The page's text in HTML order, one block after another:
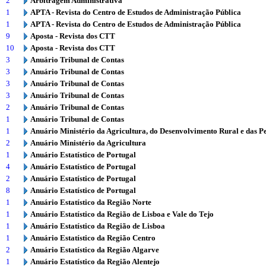
1
APTA - Revista do Centro de Estudos de Administração Pública
1
APTA - Revista do Centro de Estudos de Administração Pública
9
Aposta - Revista dos CTT
10
Aposta - Revista dos CTT
3
Anuário Tribunal de Contas
3
Anuário Tribunal de Contas
3
Anuário Tribunal de Contas
3
Anuário Tribunal de Contas
2
Anuário Tribunal de Contas
1
Anuário Tribunal de Contas
1
Anuário Ministério da Agricultura, do Desenvolvimento Rural e das
2
Anuário Ministério da Agricultura
1
Anuário Estatístico de Portugal
4
Anuário Estatístico de Portugal
2
Anuário Estatístico de Portugal
8
Anuário Estatístico de Portugal
1
Anuário Estatístico da Região Norte
1
Anuário Estatístico da Região de Lisboa e Vale do Tejo
1
Anuário Estatístico da Região de Lisboa
1
Anuário Estatístico da Região Centro
2
Anuário Estatístico da Região Algarve
1
Anuário Estatístico da Região Alentejo